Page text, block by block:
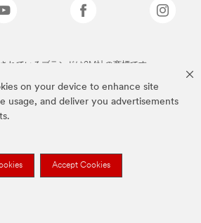
on your device to enhance site
usage, and deliver you advertisements
Accept Cookies
れているブランドは3M社の商標です。